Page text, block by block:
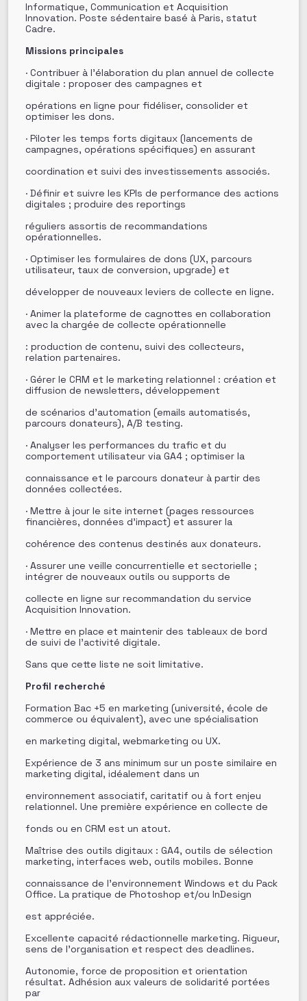
Informatique, Communication et Acquisition
Innovation. Poste sédentaire basé à Paris, statut
Cadre.
Missions principales
· Contribuer à l’élaboration du plan annuel de collecte
digitale : proposer des campagnes et
opérations en ligne pour fidéliser, consolider et
optimiser les dons.
· Piloter les temps forts digitaux (lancements de
campagnes, opérations spécifiques) en assurant
coordination et suivi des investissements associés.
· Définir et suivre les KPIs de performance des actions
digitales ; produire des reportings
réguliers assortis de recommandations
opérationnelles.
· Optimiser les formulaires de dons (UX, parcours
utilisateur, taux de conversion, upgrade) et
développer de nouveaux leviers de collecte en ligne.
· Animer la plateforme de cagnottes en collaboration
avec la chargée de collecte opérationnelle
: production de contenu, suivi des collecteurs,
relation partenaires.
· Gérer le CRM et le marketing relationnel : création et
diffusion de newsletters, développement
de scénarios d’automation (emails automatisés,
parcours donateurs), A/B testing.
· Analyser les performances du trafic et du
comportement utilisateur via GA4 ; optimiser la
connaissance et le parcours donateur à partir des
données collectées.
· Mettre à jour le site internet (pages ressources
financières, données d’impact) et assurer la
cohérence des contenus destinés aux donateurs.
· Assurer une veille concurrentielle et sectorielle ;
intégrer de nouveaux outils ou supports de
collecte en ligne sur recommandation du service
Acquisition Innovation.
· Mettre en place et maintenir des tableaux de bord
de suivi de l’activité digitale.
Sans que cette liste ne soit limitative.
Profil recherché
Formation Bac +5 en marketing (université, école de
commerce ou équivalent), avec une spécialisation
en marketing digital, webmarketing ou UX.
Expérience de 3 ans minimum sur un poste similaire en
marketing digital, idéalement dans un
environnement associatif, caritatif ou à fort enjeu
relationnel. Une première expérience en collecte de
fonds ou en CRM est un atout.
Maîtrise des outils digitaux : GA4, outils de sélection
marketing, interfaces web, outils mobiles. Bonne
connaissance de l’environnement Windows et du Pack
Office. La pratique de Photoshop et/ou InDesign
est appréciée.
Excellente capacité rédactionnelle marketing. Rigueur,
sens de l’organisation et respect des deadlines.
Autonomie, force de proposition et orientation
résultat. Adhésion aux valeurs de solidarité portées
par